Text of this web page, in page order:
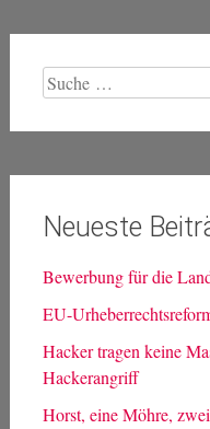
Suche
nach: